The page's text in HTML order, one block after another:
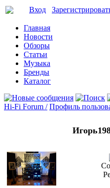
Вход
Главная
Новости
Обзоры
Статьи
Музыка
Бренды
Каталог
Hi-Fi Forum / Профиль